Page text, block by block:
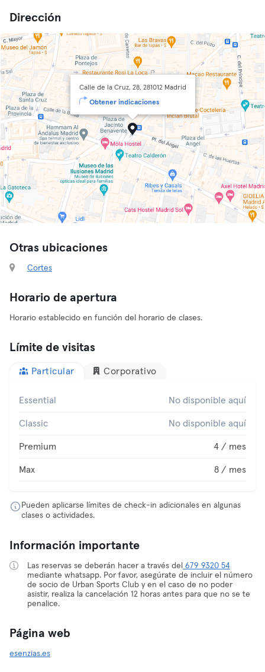
Dirección
Calle de la Cruz, 28, 281012 Madrid
Obtener indicaciones
Otras ubicaciones
Cortes
Horario de apertura
Horario establecido en función del horario de clases.
Límite de visitas
Particular Corporativo
Essential No disponible aquí
Classic No disponible aquí
Premium 4 / mes
Max 8 / mes
Pueden aplicarse límites de check-in adicionales en algunas
clases o actividades.
Información importante
Las reservas se deberán hacer a través del 679 9320 54
mediante whatsapp. Por favor, asegúrate de incluir el número
de socio de Urban Sports Club y en el caso de no poder
asistir, realiza la cancelación 12 horas antes para que no se te
penalice.
Página web
esenzias.es